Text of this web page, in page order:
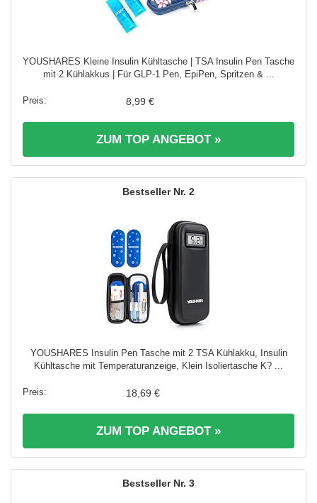
YOUSHARES Kleine Insulin Kühltasche | TSA Insulin Pen Tasche
mit 2 Kühlakkus | Für GLP-1 Pen, EpiPen, Spritzen & ...
8,99 €
ZUM TOP ANGEBOT »
2
YOUSHARES Insulin Pen Tasche mit 2 TSA Kühlakku, Insulin
Kühltasche mit Temperaturanzeige, Klein Isoliertasche K? ...
18,69 €
ZUM TOP ANGEBOT »
3